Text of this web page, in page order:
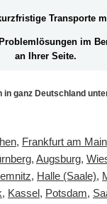
Transporte
im
an Ihrer Seite.
ganz Deutschland
, Frankfurt am Main
, Augsburg,
, Halle (Saale),
, Kassel , Potsdam,